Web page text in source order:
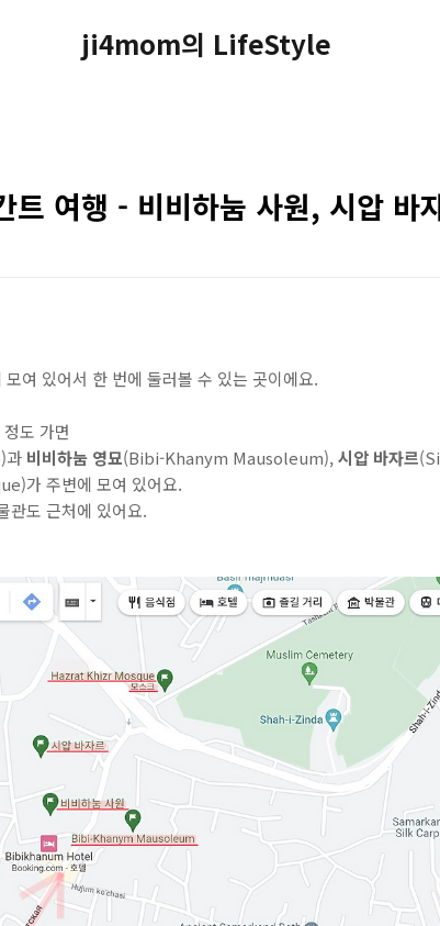
ji4mom의 LifeStyle
트 여행 - 비비하눔 사원, 시압 바
여 있어서 한 번에 둘러볼 수 있는 곳이에요.
도 가면
과 비비하눔 영묘(Bibi-Khanym Mausoleum), 시압 바자르
가 주변에 모여 있어요.
관도 근처에 있어요.